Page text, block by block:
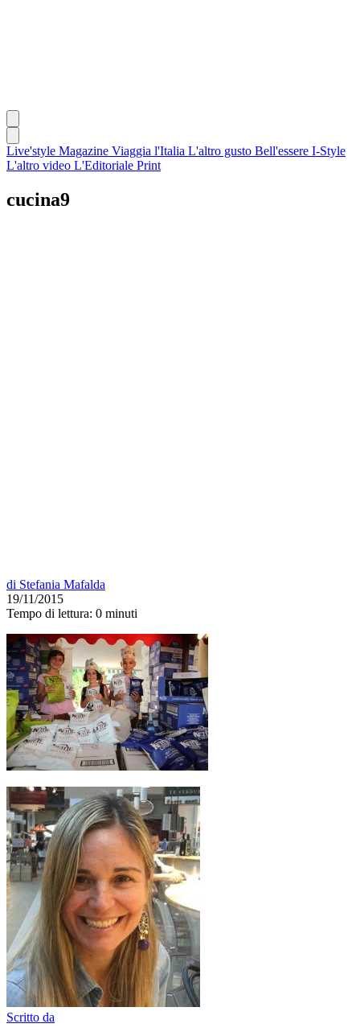
Live'style Magazine Viaggia l'Italia L'altro gusto Bell'essere I-Style
L'altro video L'Editoriale Print
cucina9
di Stefania Mafalda
19/11/2015
Tempo di lettura: 0 minuti
Scritto da